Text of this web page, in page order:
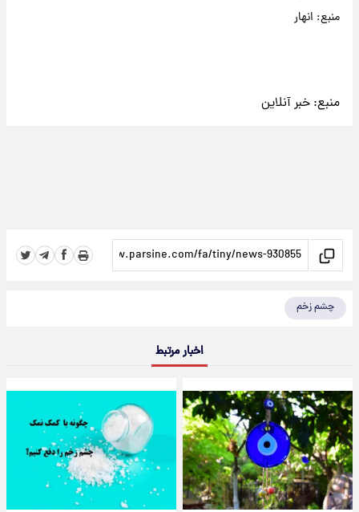
منبع: انهار
منبع: خبر آنلاین
چشم زخم
اخبار مرتبط